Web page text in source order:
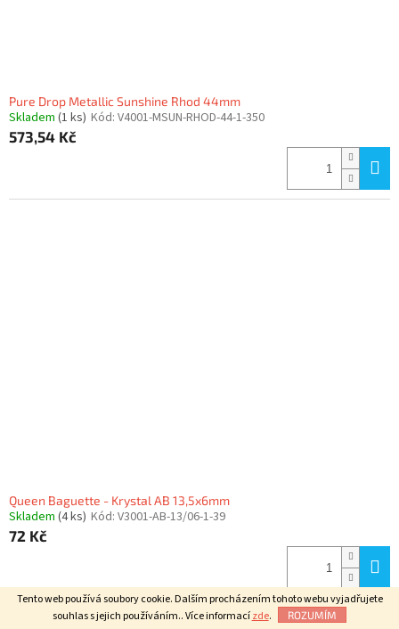
Tento web používá soubory cookie. Dalším procházením tohoto webu vyjadřujete
souhlas s jejich používáním.. Více informacízde. ROZUMÍM
Pure Drop Metallic Sunshine Rhod 44mm
Skladem (1 ks) Kód: V4001-MSUN-RHOD-44-1-350
573,54 Kč
Queen Baguette - Krystal AB 13,5x6mm
Skladem (4 ks) Kód: V3001-AB-13/06-1-39
72 Kč